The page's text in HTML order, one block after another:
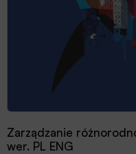
Zarządzanie
wer. PL ENG